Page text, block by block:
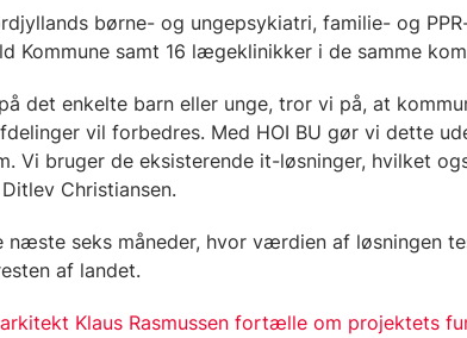
børne- og ungepsykiatri, familie- og
Kommune samt 16 lægeklinikker i de samme
det enkelte barn eller unge, tror vi på, at
vil forbedres. Med HOI BU gør vi dette
Vi bruger de eksisterende it-løsninger, hvilket
Christiansen.
seks måneder, hvor værdien af løsningen
af landet.
Klaus Rasmussen fortælle om projektets